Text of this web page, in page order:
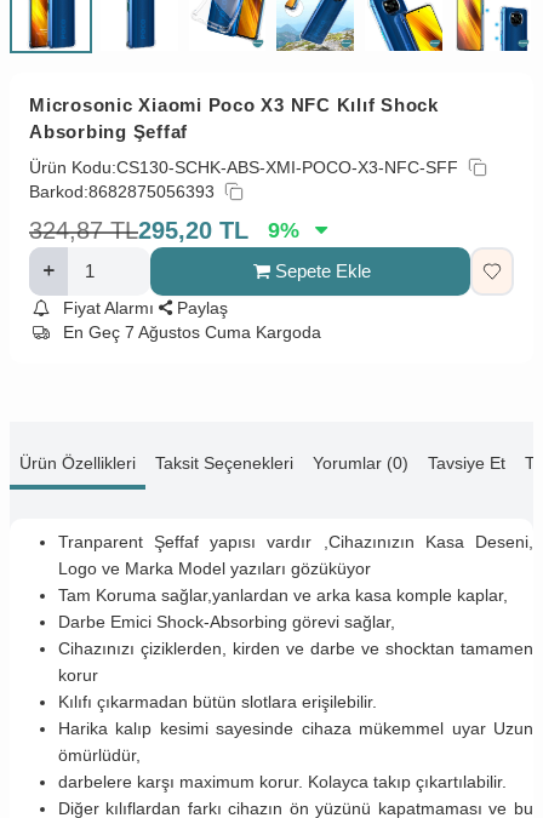
Microsonic Xiaomi Poco X3 NFC Kılıf Shock
Absorbing Şeffaf
Ürün Kodu:CS130-SCHK-ABS-XMI-POCO-X3-NFC-SFF
Barkod:8682875056393
324,87 TL295,20 TL 9%
Sepete Ekle
Fiyat Alarmı
Paylaş
En Geç 7 Ağustos Cuma Kargoda
Ürün Özellikleri Taksit Seçenekleri Yorumlar (0) Tavsiye Et
Tranparent Şeffaf yapısı vardır ,Cihazınızın Kasa Deseni,
Logo ve Marka Model yazıları gözüküyor
Tam Koruma sağlar,yanlardan ve arka kasa komple kaplar,
Darbe Emici Shock-Absorbing görevi sağlar,
Cihazınızı çiziklerden, kirden ve darbe ve shocktan tamamen
korur
Kılıfı çıkarmadan bütün slotlara erişilebilir.
Harika kalıp kesimi sayesinde cihaza mükemmel uyar Uzun
ömürlüdür,
darbelere karşı maximum korur. Kolayca takıp çıkartılabilir.
Diğer kılıflardan farkı cihazın ön yüzünü kapatmaması ve bu